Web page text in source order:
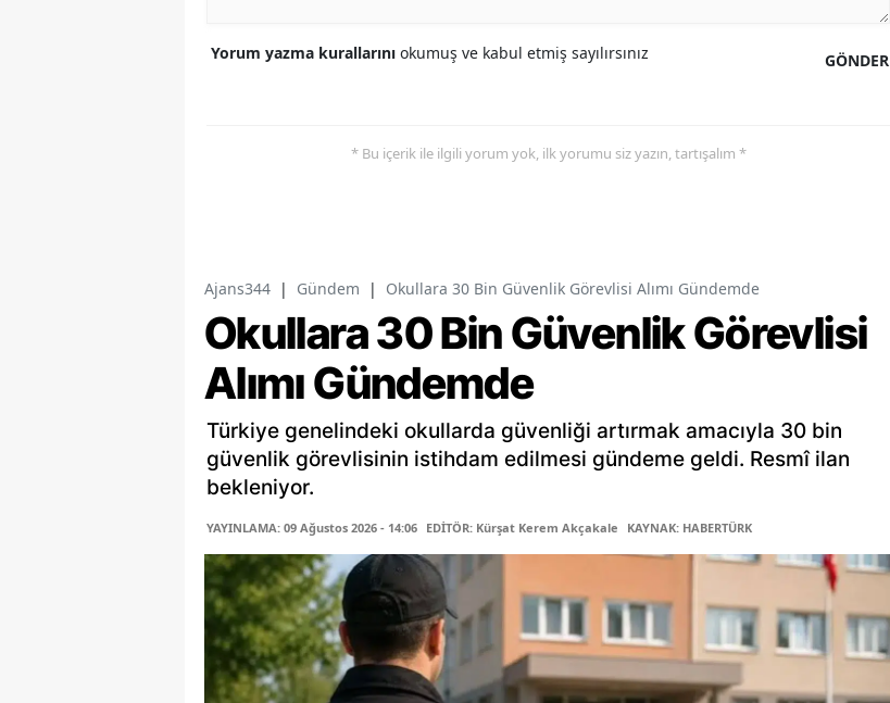
GÖNDER
Yorum yazma kurallarını okumuş ve kabul etmiş sayılırsınız
* Bu içerik ile ilgili yorum yok, ilk yorumu siz yazın, tartışalım *
Ajans344 | Gündem | Okullara 30 Bin Güvenlik Görevlisi Alımı Gündemde
Okullara 30 Bin Güvenlik Görevlisi
Alımı Gündemde
Türkiye genelindeki okullarda güvenliği artırmak amacıyla 30 bin
güvenlik görevlisinin istihdam edilmesi gündeme geldi. Resmî ilan
bekleniyor.
YAYINLAMA: 09 Ağustos 2026 - 14:06 EDİTÖR: Kürşat Kerem Akçakale KAYNAK: HABERTÜRK